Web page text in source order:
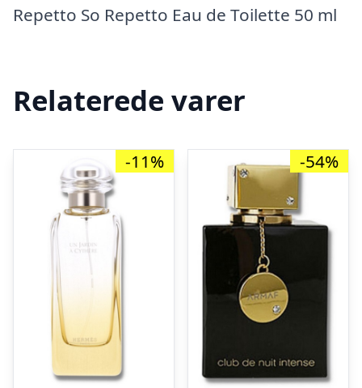
Repetto So Repetto Eau de Toilette 50 ml
Relaterede varer
-11% -54%